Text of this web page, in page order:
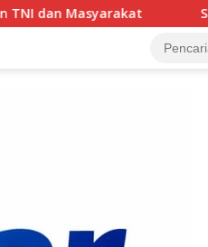
Selama 300 Hari Masa